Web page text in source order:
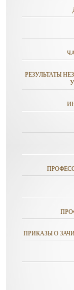
РЕЗУЛЬТАТЫ
ПРИКАЗЫ О